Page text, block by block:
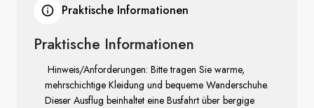
Praktische Informationen
Praktische Informationen
Hinweis/Anforderungen: Bitte tragen Sie warme,
mehrschichtige Kleidung und bequeme Wanderschuhe.
Dieser Ausflug beinhaltet eine Busfahrt über bergige